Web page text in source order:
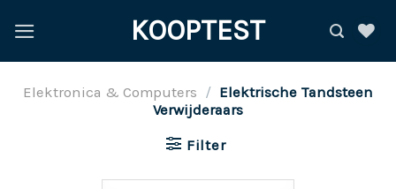
naar
KOOPTEST
Elektronica & Computers / Elektrische Tandsteen
Verwijderaars
Filter